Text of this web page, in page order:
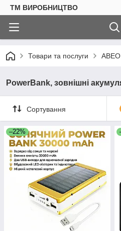
ТМ ВИРОБНИЦТВО
Товари та послуги АВЕО
PowerBank, зовнішні
Сортування
–22%